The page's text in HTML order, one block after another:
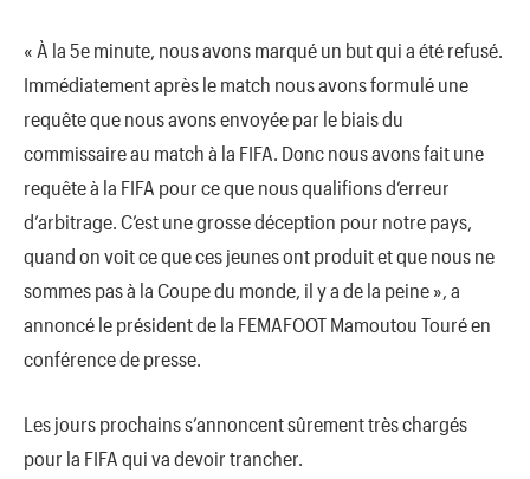
« À la 5e minute, nous avons marqué un but qui a été refusé.
Immédiatement après le match nous avons formulé une
requête que nous avons envoyée par le biais du
commissaire au match à la FIFA. Donc nous avons fait une
requête à la FIFA pour ce que nous qualifions d’erreur
d’arbitrage. C’est une grosse déception pour notre pays,
quand on voit ce que ces jeunes ont produit et que nous ne
sommes pas à la Coupe du monde, il y a de la peine », a
annoncé le président de la FEMAFOOT Mamoutou Touré en
conférence de presse.
Les jours prochains s’annoncent sûrement très chargés
pour la FIFA qui va devoir trancher.